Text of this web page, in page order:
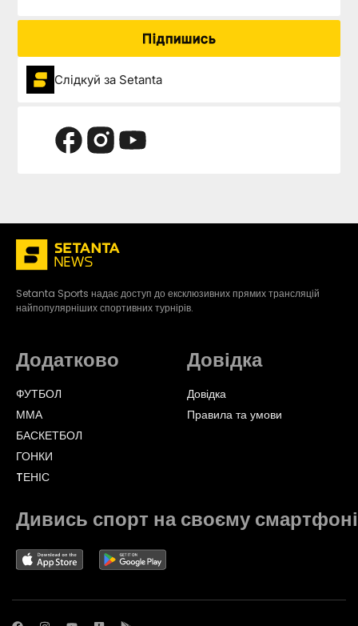
Підпишись
Слідкуй за Setanta
Setanta Sports надає доступ до ексклюзивних прямих трансляцій
найпопулярніших спортивних турнірів.
Додатково
ФУТБОЛ
ММА
БАСКЕТБОЛ
ГОНКИ
TЕНІС
Довідка
Довідка
Правила та умови
Дивись спорт на своєму смартфоні